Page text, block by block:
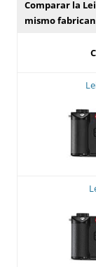
Comparar la
mismo